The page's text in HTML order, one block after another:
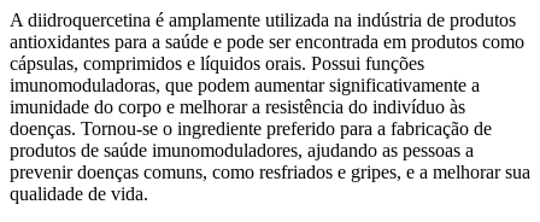
A diidroquercetina é amplamente utilizada na indústria de produtos
antioxidantes para a saúde e pode ser encontrada em produtos como
cápsulas, comprimidos e líquidos orais. Possui funções
imunomoduladoras, que podem aumentar significativamente a
imunidade do corpo e melhorar a resistência do indivíduo às
doenças. Tornou-se o ingrediente preferido para a fabricação de
produtos de saúde imunomoduladores, ajudando as pessoas a
prevenir doenças comuns, como resfriados e gripes, e a melhorar sua
qualidade de vida.